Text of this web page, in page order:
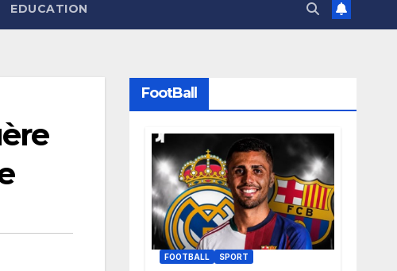
EDUCATION
FootBall
FOOTBALL SPORT